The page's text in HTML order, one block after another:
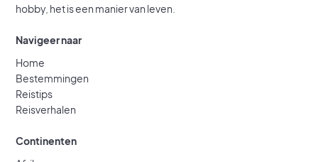
hobby, het is een manier van leven.
Navigeer naar
Home
Bestemmingen
Reistips
Reisverhalen
Continenten